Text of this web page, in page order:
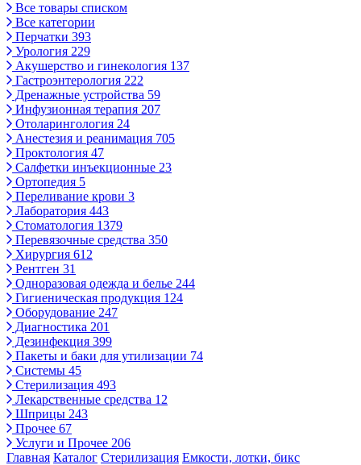
Все товары списком
Все категории
Перчатки 393
Урология 229
Акушерство и гинекология 137
Гастроэнтерология 222
Дренажные устройства 59
Инфузионная терапия 207
Отоларингология 24
Анестезия и реанимация 705
Проктология 47
Салфетки инъекционные 23
Ортопедия 5
Переливание крови 3
Лаборатория 443
Стоматология 1379
Перевязочные средства 350
Хирургия 612
Рентген 31
Одноразовая одежда и белье 244
Гигиеническая продукция 124
Оборудование 247
Диагностика 201
Дезинфекция 399
Пакеты и баки для утилизации 74
Системы 45
Стерилизация 493
Лекарственные средства 12
Шприцы 243
Прочее 67
Услуги и Прочее 206
Главная Каталог Стерилизация Емкости, лотки, бикс